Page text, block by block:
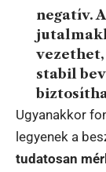
negatív.
stabil
Ugyanakkor
legyenek a
tudatosan